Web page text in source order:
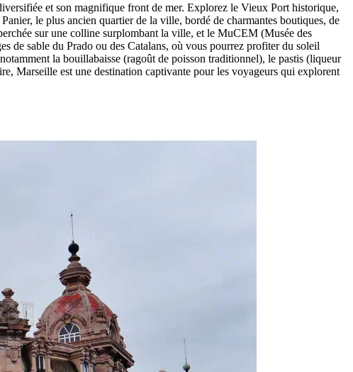
et son magnifique front de mer. Explorez le Vieux Port historique,
le plus ancien quartier de la ville, bordé de charmantes boutiques, de
sur une colline surplombant la ville, et le MuCEM (Musée des
de sable du Prado ou des Catalans, où vous pourrez profiter du soleil
la bouillabaisse (ragoût de poisson traditionnel), le pastis (liqueur
Marseille est une destination captivante pour les voyageurs qui explorent